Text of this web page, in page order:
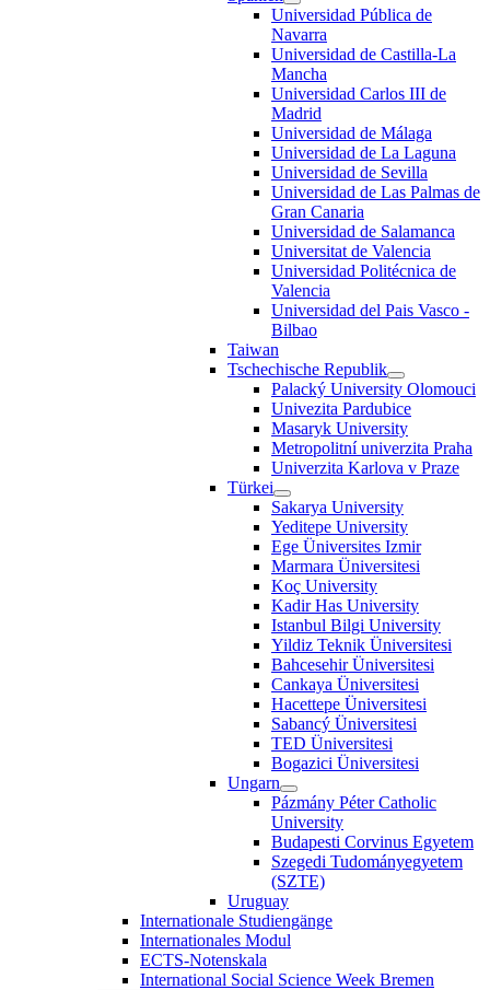
Universidad Pública de
Navarra
Universidad de Castilla-La
Mancha
Universidad Carlos III de
Madrid
Universidad de Málaga
Universidad de La Laguna
Universidad de Sevilla
Universidad de Las Palmas de
Gran Canaria
Universidad de Salamanca
Universitat de Valencia
Universidad Politécnica de
Valencia
Universidad del Pais Vasco -
Bilbao
Taiwan
Tschechische Republik
Palacký University Olomouci
Univezita Pardubice
Masaryk University
Metropolitní univerzita Praha
Univerzita Karlova v Praze
Türkei
Sakarya University
Yeditepe University
Ege Üniversites Izmir
Marmara Üniversitesi
Koç University
Kadir Has University
Istanbul Bilgi University
Yildiz Teknik Üniversitesi
Bahcesehir Üniversitesi
Cankaya Üniversitesi
Hacettepe Üniversitesi
Sabancý Üniversitesi
TED Üniversitesi
Bogazici Üniversitesi
Ungarn
Pázmány Péter Catholic
University
Budapesti Corvinus Egyetem
Szegedi Tudományegyetem
(SZTE)
Uruguay
Internationale Studiengänge
Internationales Modul
ECTS-Notenskala
International Social Science Week Bremen